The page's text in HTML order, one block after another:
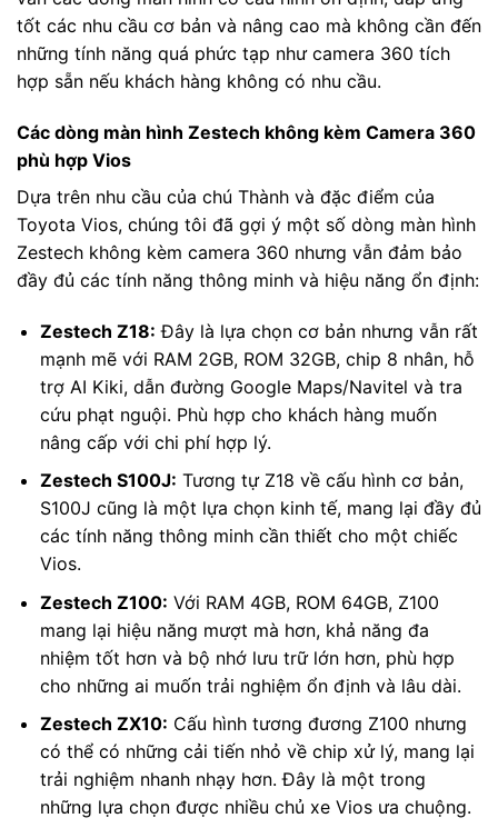
tốt các nhu cầu cơ bản và nâng cao mà không cần đến
những tính năng quá phức tạp như camera 360 tích
hợp sẵn nếu khách hàng không có nhu cầu.
Các dòng màn hình Zestech không kèm Camera 360
phù hợp Vios
Dựa trên nhu cầu của chú Thành và đặc điểm của
Toyota Vios, chúng tôi đã gợi ý một số dòng màn hình
Zestech không kèm camera 360 nhưng vẫn đảm bảo
đầy đủ các tính năng thông minh và hiệu năng ổn định:
Zestech Z18: Đây là lựa chọn cơ bản nhưng vẫn rất
mạnh mẽ với RAM 2GB, ROM 32GB, chip 8 nhân, hỗ
trợ AI Kiki, dẫn đường Google Maps/Navitel và tra
cứu phạt nguội. Phù hợp cho khách hàng muốn
nâng cấp với chi phí hợp lý.
Zestech S100J: Tương tự Z18 về cấu hình cơ bản,
S100J cũng là một lựa chọn kinh tế, mang lại đầy đủ
các tính năng thông minh cần thiết cho một chiếc
Vios.
Zestech Z100: Với RAM 4GB, ROM 64GB, Z100
mang lại hiệu năng mượt mà hơn, khả năng đa
nhiệm tốt hơn và bộ nhớ lưu trữ lớn hơn, phù hợp
cho những ai muốn trải nghiệm ổn định và lâu dài.
Zestech ZX10: Cấu hình tương đương Z100 nhưng
có thể có những cải tiến nhỏ về chip xử lý, mang lại
trải nghiệm nhanh nhạy hơn. Đây là một trong
những lựa chọn được nhiều chủ xe Vios ưa chuộng.